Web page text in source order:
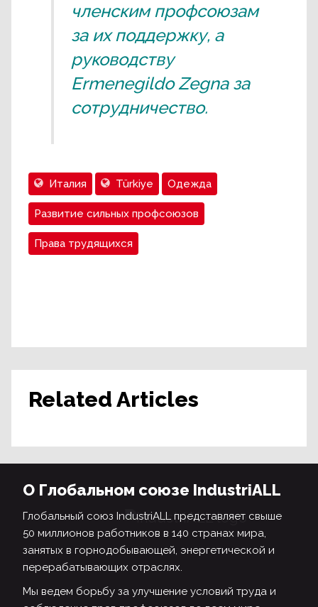
членским профсоюзам
за их поддержку, а
руководству
Ermenegildo Zegna за
сотрудничество.
Италия Türkiye Одежда
Развитие сильных профсоюзов
Права трудящихся
Related Articles
О Глобальном союзе IndustriALL
Глобальный союз IndustriALL представляет свыше
50 миллионов работников в 140 странах мира,
занятых в горнодобывающей, энергетической и
перерабатывающих отраслях.
Мы ведем борьбу за улучшение условий труда и